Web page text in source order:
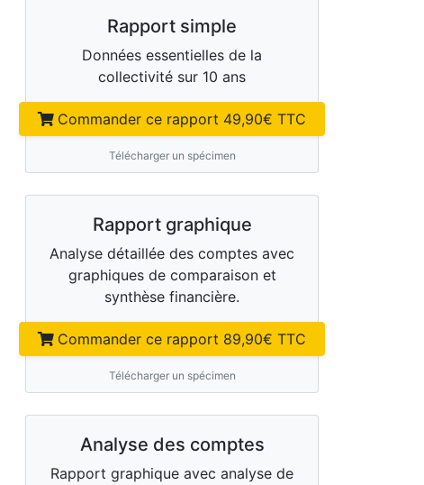
Rapport simple
Données essentielles de la
collectivité sur 10 ans
Commander ce rapport 49,90€ TTC
Télécharger un spécimen
Rapport graphique
Analyse détaillée des comptes avec
graphiques de comparaison et
synthèse financière.
Commander ce rapport 89,90€ TTC
Télécharger un spécimen
Analyse des comptes
Rapport graphique avec analyse de